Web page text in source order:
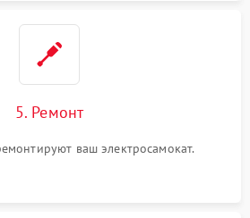
5. Ремонт
ваш электросамокат.